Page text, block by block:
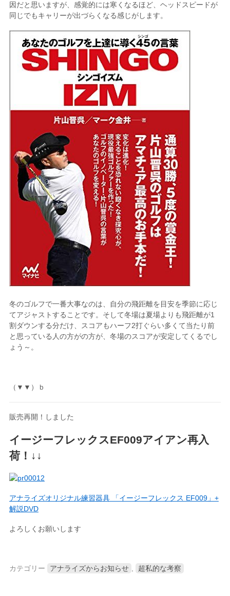
因だと思いますが、感覚的には寒くなるほど、ヘッドスピードが
同じでもキャリーが出づらくなる感じがします。
冬のゴルフで一番大事なのは、自分の飛距離を目安を季節に応じ
てアジャストすることです。そして冬場は夏場よりも飛距離が1
割ダウンする分だけ、スコアもハーフ2打ぐらい多くて当たり前
と思っている人の方がの方が、冬場のスコアが安定してくるでし
ょう～。
（▼▼）ｂ
販売再開！しました
イージーフレックスEF009アイアン再入
荷！↓↓
アナライズオリジナル練習器具 「イージーフレックス EF009」+
解説DVD
よろしくお願いします
カテゴリー アナライズからお知らせ , 超私的な考察